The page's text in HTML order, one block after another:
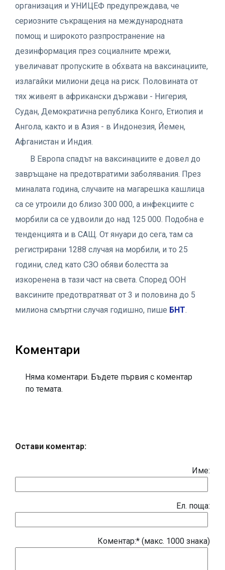
организация и УНИЦЕФ предупреждава, че
сериозните съкращения на международната
помощ и широкото разпространение на
дезинформация през социалните мрежи,
увеличават пропуските в обхвата на ваксинациите,
излагайки милиони деца на риск. Половината от
тях живеят в африкански държави - Нигерия,
Судан, Демократична република Конго, Етиопия и
Ангола, както и в Азия - в Индонезия, Йемен,
Афганистан и Индия.
В Европа спадът на ваксинациите е довел до
завръщане на предотвратими заболявания. През
миналата година, случаите на магарешка кашлица
са се утроили до близо 300 000, а инфекциите с
морбили са се удвоили до над 125 000. Подобна е
тенденцията и в САЩ. От януари до сега, там са
регистрирани 1288 случая на морбили, и то 25
години, след като СЗО обяви болестта за
изкоренена в тази част на света. Според ООН
ваксините предотвратяват от 3 и половина до 5
милиона смъртни случая годишно, пише БНТ.
Коментари
Няма коментари. Бъдете първия с коментар
по темата.
Остави коментар:
Име:
Eл. поща:
Коментар:* (макс. 1000 знака)